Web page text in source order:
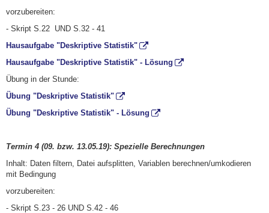
vorzubereiten:
- Skript S.22 UND S.32 - 41
Hausaufgabe "Deskriptive Statistik"
Hausaufgabe "Deskriptive Statistik" - Lösung
Übung in der Stunde:
Übung "Deskriptive Statistik"
Übung "Deskriptive Statistik" - Lösung
Termin 4 (09. bzw. 13.05.19): Spezielle Berechnungen
Inhalt: Daten filtern, Datei aufsplitten, Variablen berechnen/umkodieren
mit Bedingung
vorzubereiten:
- Skript S.23 - 26 UND S.42 - 46